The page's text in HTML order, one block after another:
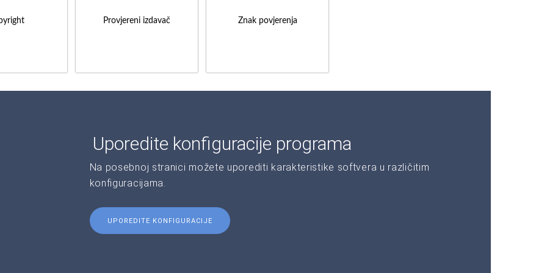
Provjereni izdavač Znak povjerenja
Uporedite konfiguracije programa
Na posebnoj stranici možete uporediti karakteristike softvera u različitim
konfiguracijama.
UPOREDITE KONFIGURACIJE